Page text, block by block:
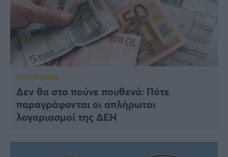
ΟΙΚΟΝΟΜΙΑ
Δεν θα στο πούνε πουθενά: Πότε
παραγράφονται οι απλήρωτοι
λογαριασμοί της ΔΕΗ